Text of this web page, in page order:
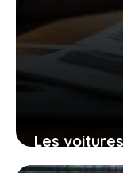
Les
mois qui